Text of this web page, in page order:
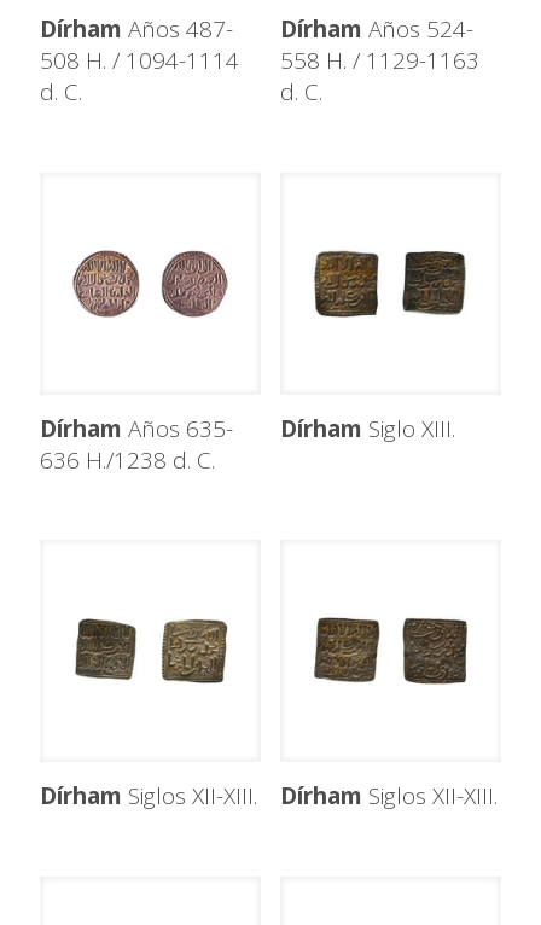
Dírham Años 487-
508 H. / 1094-1114
d. C.
Dírham Años 524-
558 H. / 1129-1163
d. C.
Dírham Años 635-
636 H./1238 d. C.
Dírham Siglo XIII.
Dírham Siglos XII-XIII. Dírham Siglos XII-XIII.